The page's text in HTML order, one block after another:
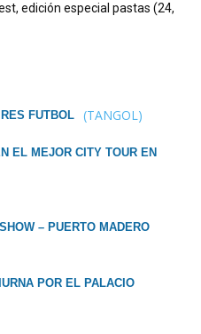
edición especial pastas (24,
FUTBOL (TANGOL)
EL MEJOR CITY TOUR EN
– PUERTO MADERO
POR EL PALACIO